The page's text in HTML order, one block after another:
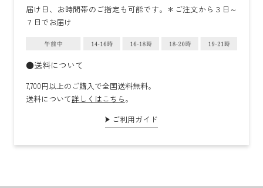
届け日、お時間帯のご指定も可能です。＊ご注文から３日～
７日でお届け
●送料について
7,700円以上のご購入で全国送料無料。
送料について詳しくはこちら。
ご利用ガイド